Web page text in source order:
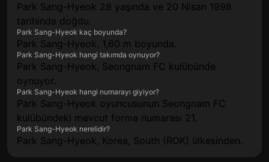
Park Sang-Hyeok 28 yaşında ve 20 Nisan 1998
tarihinde doğdu.
Park Sang-Hyeok kaç boyunda?
Park Sang-Hyeok, 1,60 m boyunda.
Park Sang-Hyeok hangi takımda oynuyor?
Park Sang-Hyeok, Seongnam FC kulübünde
oynuyor.
Park Sang-Hyeok hangi numarayı giyiyor?
Park Sang-Hyeok oyuncusunun Seongnam FC
kulübündeki mevcut forma numarası 21.
Park Sang-Hyeok nerelidir?
Park Sang-Hyeok, Korea, South (ROK) ülkesinden.